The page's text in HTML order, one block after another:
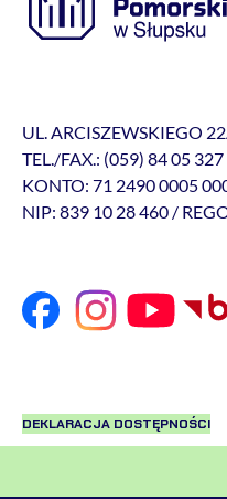
UL. ARCISZEWSKIEGO
TEL./FAX.: (059) 84 05 327
KONTO: 71 2490 0005
NIP: 839 10 28 460 /
DEKLARACJA DOSTĘPNOŚCI